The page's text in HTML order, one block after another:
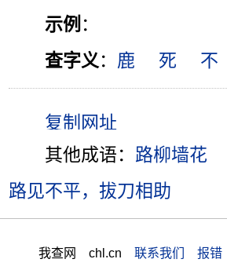
示例 ：
查字义 ： 鹿 死 不
其他成语： 路柳墙花
路见不平，拔刀相助
我查网 chl.cn 联系我们 报错